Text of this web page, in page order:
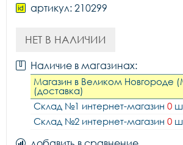
артикул: 210299
НЕТ В НАЛИЧИИ
Наличие в магазинах:
Магазин в Великом Новгороде
(доставка)
Склад №1 интернет-магазин 0
Склад №2 интернет-магазин 0